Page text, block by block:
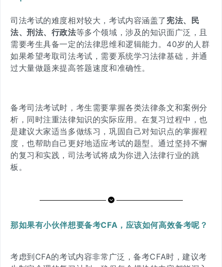
司法考试的难度相对较大，考试内容涵盖了 宪法、民
法、刑法、行政法等多个领域，涉及的知识面广泛，且
需要考生具备一定的法律思维和逻辑能力。40岁的人群
如果希望考取司法考试，需要系统学习法律基础，并通
过大量做题来提高答题速度和准确性。
备考司法考试时，考生需要掌握各类法律条文和案例分
析 ，同时注重法律知识的实际应用。在复习过程中，也
是建议大家适当多做练习，巩固自己对知识点的掌握程
度，也帮助自己更好地适应考试的题型。通过坚持不懈
的复习和实践，司法考试将成为你进入法律行业的跳
板。
那如果有小伙伴想要备考CFA，应该如何高效备考呢？
考虑到CFA的考试内容非常广泛，备考CFA时，建议考